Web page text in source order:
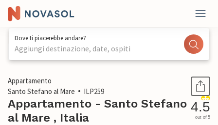
Dove ti piacerebbe andare?
Aggiungi destinazione, date, ospiti
1 / 26
Appartamento
Santo Stefano al Mare
ILP259
Appartamento - Santo Stefano
al Mare , Italia
4.5
out of 5